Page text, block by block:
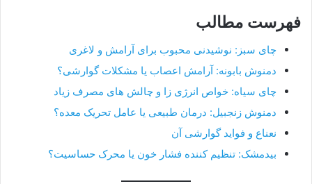
فهرست مطالب
چای سبز: نوشیدنی محبوب برای آرامش و لاغری
دمنوش بابونه: آرامش اعصاب یا مشکلات گوارشی؟
چای سیاه: خواص انرژی زا و چالش های مصرف زیاد
دمنوش زنجبیل: درمان طبیعی یا عامل تحریک معده؟
نعناع و فواید گوارشی آن
بیدمشک: تنظیم کننده فشار خون یا محرک حساسیت؟